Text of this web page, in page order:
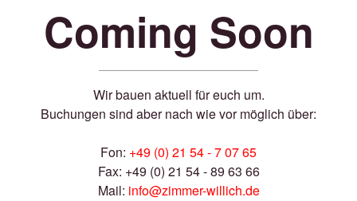
Coming Soon
Wir bauen aktuell für euch um.
Buchungen sind aber nach wie vor möglich über:
Fon: +49 (0) 21 54 - 7 07 65
Fax: +49 (0) 21 54 - 89 63 66
Mail: info@zimmer-willich.de